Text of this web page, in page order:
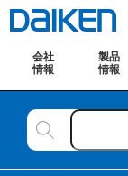
会社
情報
製品
情報